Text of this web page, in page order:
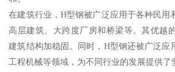
在建筑行业，H型钢被广泛应用于各种民用
高层建筑、大跨度厂房和桥梁等。其优越
建筑结构加稳固。同时，H型钢还被广泛应
工程机械等领域，为不同行业的发展提供了